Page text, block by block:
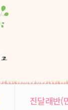
진달래반(